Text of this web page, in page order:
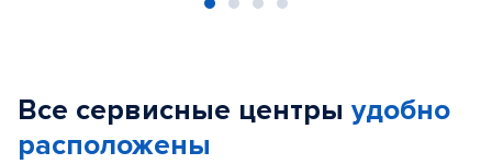
Все сервисные центры удобно
расположены